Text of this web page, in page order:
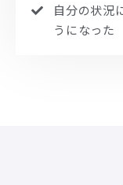
自分の状況
うになった